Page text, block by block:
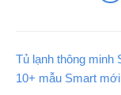
Tủ lạnh thông minh
10+ mẫu Smart